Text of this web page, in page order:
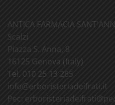
ANTICA FARMACIA
Scalzi
Piazza S. Anna, 8
16125 Genova (Italy)
Tel. 010 25 13 285
info@erboristeriadeifrati.it
Pec: erboristeriadeifrati@